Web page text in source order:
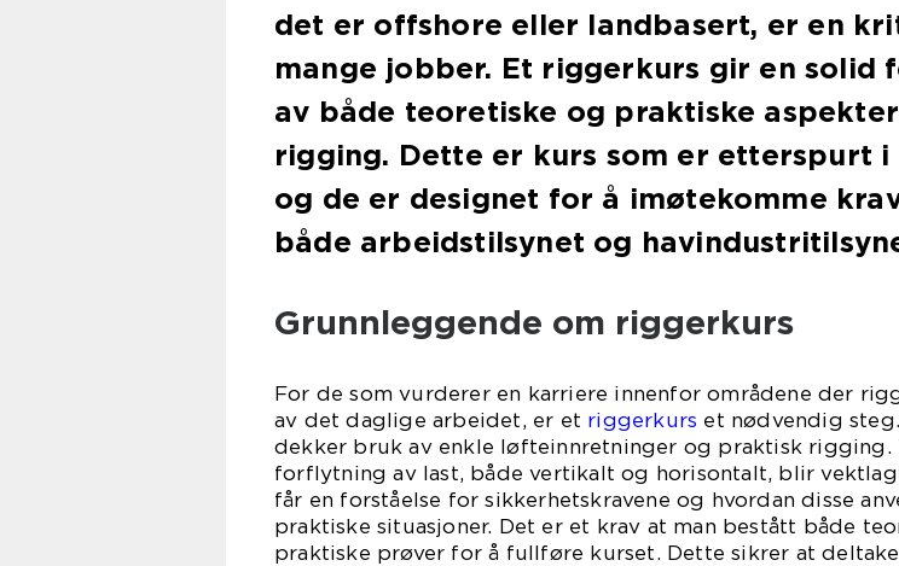
det er offshore eller landbasert, er en
mange jobber. Et riggerkurs gir en solid
av både teoretiske og praktiske
rigging. Dette er kurs som er etterspurt i
og de er designet for å imøtekomme
både arbeidstilsynet og
Grunnleggende om riggerkurs
For de som vurderer en karriere innenfor områdene der
av det daglige arbeidet, er et riggerkurs et nødvendig
dekker bruk av enkle løfteinnretninger og praktisk rigging.
forflytning av last, både vertikalt og horisontalt, blir
får en forståelse for sikkerhetskravene og hvordan disse
praktiske situasjoner. Det er et krav at man bestått både
praktiske prøver for å fullføre kurset. Dette sikrer at